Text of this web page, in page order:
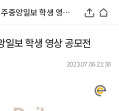
[경시대회] 2023 미주중앙일보 학생 영상 공모전
보 학생 영상 공모전
2023.07.06 21:30